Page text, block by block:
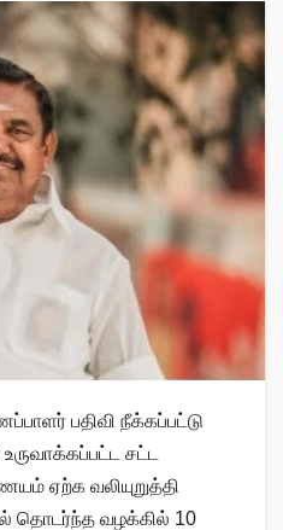
பதிவி நீக்கப்பட்டு
சட்ட
ஏற்க வலியுறுத்தி
தொடர்ந்த வழக்கில் 10